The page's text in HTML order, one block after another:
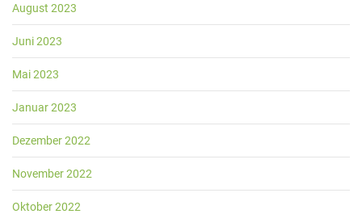
August 2023
Juni 2023
Mai 2023
Januar 2023
Dezember 2022
November 2022
Oktober 2022